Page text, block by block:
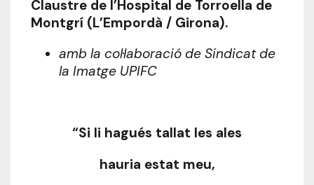
Claustre de l’Hospital de Torroella de
Montgrí (L’Empordà / Girona).
amb la col·laboració de Sindicat de
la Imatge UPIFC
“Si li hagués tallat les ales
hauria estat meu,